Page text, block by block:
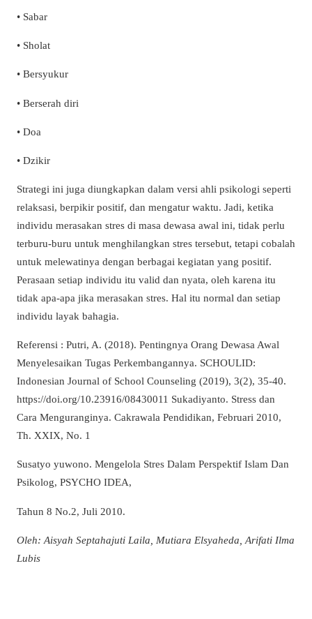
• Sabar
• Sholat
• Bersyukur
• Berserah diri
• Doa
• Dzikir
Strategi ini juga diungkapkan dalam versi ahli psikologi seperti
relaksasi, berpikir positif, dan mengatur waktu. Jadi, ketika
individu merasakan stres di masa dewasa awal ini, tidak perlu
terburu-buru untuk menghilangkan stres tersebut, tetapi cobalah
untuk melewatinya dengan berbagai kegiatan yang positif.
Perasaan setiap individu itu valid dan nyata, oleh karena itu
tidak apa-apa jika merasakan stres. Hal itu normal dan setiap
individu layak bahagia.
Referensi : Putri, A. (2018). Pentingnya Orang Dewasa Awal
Menyelesaikan Tugas Perkembangannya. SCHOULID:
Indonesian Journal of School Counseling (2019), 3(2), 35-40.
https://doi.org/10.23916/08430011 Sukadiyanto. Stress dan
Cara Menguranginya. Cakrawala Pendidikan, Februari 2010,
Th. XXIX, No. 1
Susatyo yuwono. Mengelola Stres Dalam Perspektif Islam Dan
Psikolog, PSYCHO IDEA,
Tahun 8 No.2, Juli 2010.
Oleh: Aisyah Septahajuti Laila, Mutiara Elsyaheda, Arifati Ilma
Lubis